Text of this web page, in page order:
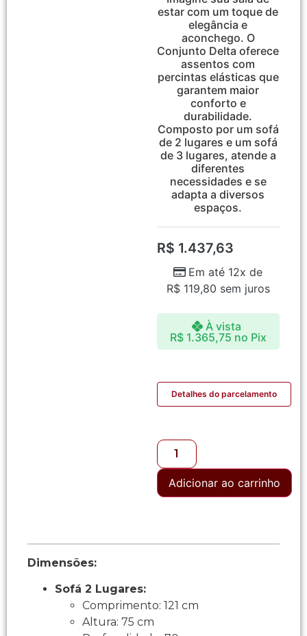
estar com um toque de
elegância e
aconchego. O
Conjunto Delta oferece
assentos com
percintas elásticas que
garantem maior
conforto e
durabilidade.
Composto por um sofá
de 2 lugares e um sofá
de 3 lugares, atende a
diferentes
necessidades e se
adapta a diversos
espaços.
R$ 1.437,63
Em até 12x de
R$119,80 sem juros
À vista
R$1.365,75 no Pix
Detalhes do parcelamento
Adicionar ao carrinho
Dimensões:
Sofá 2 Lugares:
Comprimento: 121 cm
Altura: 75 cm